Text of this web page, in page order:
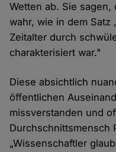
Wetten ab. Sie sagen,
wahr, wie in dem Satz
Zeitalter durch
charakterisiert war."
Diese absichtlich
öffentlichen
missverstanden und
Durchschnittsmensch
„Wissenschaftler